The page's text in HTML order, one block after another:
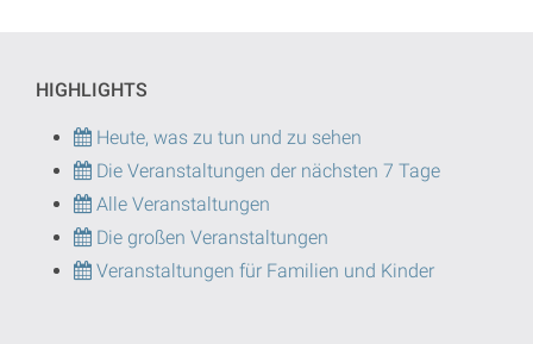
HIGHLIGHTS
Heute, was zu tun und zu sehen
Die Veranstaltungen der nächsten 7 Tage
Alle Veranstaltungen
Die großen Veranstaltungen
Veranstaltungen für Familien und Kinder